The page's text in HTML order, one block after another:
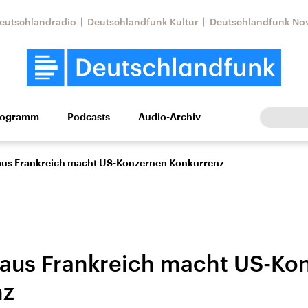
Deutschlandfunk Kultur Deutschlandfunk
Wissen Kultur Europa
Beiträge,
Podcasts Audio-Archiv
Frankreich macht US-Konzernen Konkurrenz
Frankreich macht US-